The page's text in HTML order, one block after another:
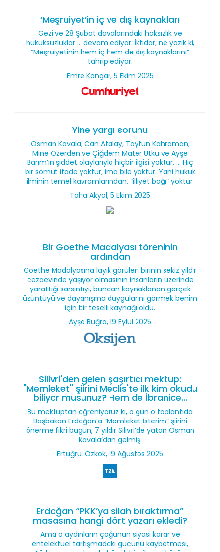
‘Meşruiyet’in iç ve dış kaynakları
Gezi ve 28 Şubat davalarındaki haksızlık ve
hukuksuzluklar ... devam ediyor. İktidar, ne yazık ki,
“Meşruiyetinin hem iç hem de dış kaynaklarını”
tahrip ediyor.
Emre Kongar, 5 Ekim 2025
Yine yargı sorunu
Osman Kavala, Can Atalay, Tayfun Kahraman,
Mine Özerden ve Çiğdem Mater Utku ve Ayşe
Barım’ın şiddet olaylarıyla hiçbir ilgisi yoktur. ... Hiç
bir somut ifade yoktur, ima bile yoktur. Yani hukuk
ilminin temel kavramlarından, “illiyet bağı” yoktur.
Taha Akyol, 5 Ekim 2025
Bir Goethe Madalyası töreninin
ardından
Goethe Madalyasına layık görülen birinin sekiz yıldır
cezaevinde yaşıyor olmasının insanların üzerinde
yarattığı sarsıntıyı, bundan kaynaklanan gerçek
üzüntüyü ve dayanışma duygularını görmek benim
için bir teselli kaynağı oldu.
Ayşe Buğra, 19 Eylül 2025
Silivri'den gelen şaşırtıcı mektup:
"Memleket" şiirini Meclis'te ilk kim okudu
biliyor musunuz? Hem de İbranice...
Bu mektuptan öğreniyoruz ki, o gün o toplantıda
Başbakan Erdoğan’a “Memleket İsterim” şiirini
önerme fikri bugün, 7 yıldır Silivri’de yatan Osman
Kavala’dan gelmiş.
Ertuğrul Özkök, 19 Ağustos 2025
Erdoğan “PKK’ya silah bıraktırma”
masasına hangi dört yazarı ekledi?
Ama o aydınların çoğunun siyasi karar ve
entelektüel tartışmadaki gücünü kaybetmesi,